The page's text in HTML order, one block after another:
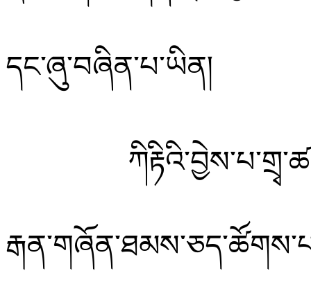
དང་ཞུ་བཞིན་པ་ཡིན།